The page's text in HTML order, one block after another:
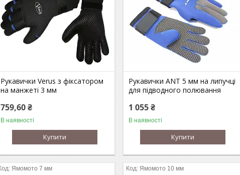
Рукавички Verus з фіксатором
на манжеті 3 мм
759,60 ₴
В наявності
Купити
Рукавички ANT 5 мм на липучці
для підводного полювання
1 055 ₴
В наявності
Купити
Ямомото 7 мм Ямомото 10 мм